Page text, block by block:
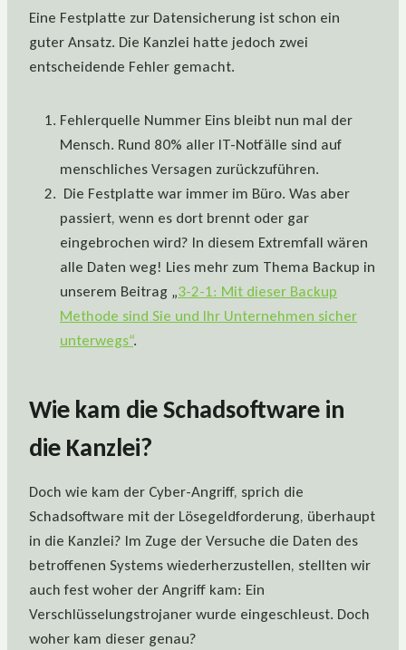
Eine Festplatte zur Datensicherung ist schon ein
guter Ansatz. Die Kanzlei hatte jedoch zwei
entscheidende Fehler gemacht.
Fehlerquelle Nummer Eins bleibt nun mal der
Mensch. Rund 80% aller IT-Notfälle sind auf
menschliches Versagen zurückzuführen.
Die Festplatte war immer im Büro. Was aber
passiert, wenn es dort brennt oder gar
eingebrochen wird? In diesem Extremfall wären
alle Daten weg! Lies mehr zum Thema Backup in
unserem Beitrag „3-2-1: Mit dieser Backup
Methode sind Sie und Ihr Unternehmen sicher
unterwegs“.
Wie kam die Schadsoftware in
die Kanzlei?
Doch wie kam der Cyber-Angriff, sprich die
Schadsoftware mit der Lösegeldforderung, überhaupt
in die Kanzlei? Im Zuge der Versuche die Daten des
betroffenen Systems wiederherzustellen, stellten wir
auch fest woher der Angriff kam: Ein
Verschlüsselungstrojaner wurde eingeschleust. Doch
woher kam dieser genau?